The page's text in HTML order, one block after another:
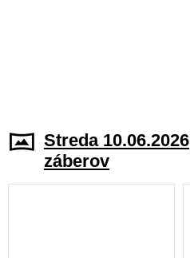
Streda 10.06.2026
záberov